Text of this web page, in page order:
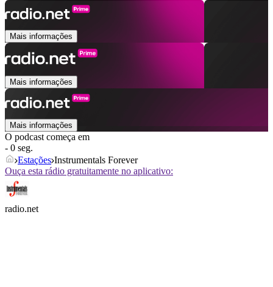
Mais informações
Mais informações
Mais informações
O podcast começa em
- 0 seg.
Estações Instrumentals Forever
Ouça esta rádio gratuitamente no aplicativo:
radio.net